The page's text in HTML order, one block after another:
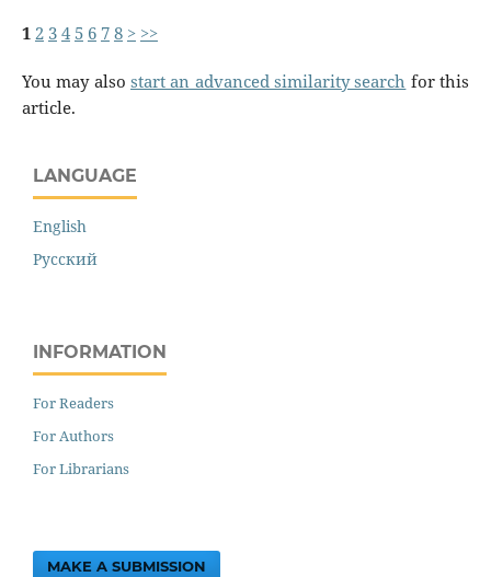
12 34 5 6 78 > >>
You may also start an advanced similarity search for this
article.
LANGUAGE
English
Русский
INFORMATION
For Readers
For Authors
For Librarians
MAKE A SUBMISSION